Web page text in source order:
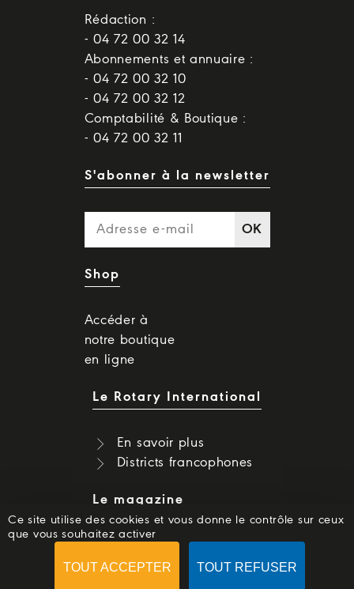
Rédaction :
- 04 72 00 32 14
Abonnements et annuaire :
- 04 72 00 32 10
- 04 72 00 32 12
Comptabilité & Boutique :
- 04 72 00 32 11
S'abonner à la newsletter
OK
Shop
Accéder à
notre boutique
en ligne
Le Rotary International
En savoir plus
Districts francophones
Le magazine
Dernier numéro
Numéros précédents
Ce site utilise des cookies et vous donne le contrôle sur ceux
que vous souhaitez activer
TOUT ACCEPTER TOUT REFUSER